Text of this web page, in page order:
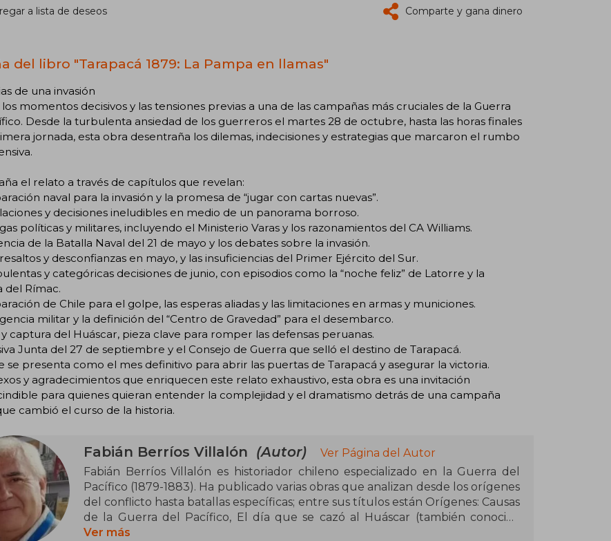
a lista de deseos Comparte y gana dinero
del libro "Tarapacá 1879: La Pampa en llamas"
de una invasión
momentos decisivos y las tensiones previas a una de las campañas más cruciales de la Guerra
Desde la turbulenta ansiedad de los guerreros el martes 28 de octubre, hasta las horas finales
jornada, esta obra desentraña los dilemas, indecisiones y estrategias que marcaron el rumbo
el relato a través de capítulos que revelan:
naval para la invasión y la promesa de “jugar con cartas nuevas”.
y decisiones ineludibles en medio de un panorama borroso.
políticas y militares, incluyendo el Ministerio Varas y los razonamientos del CA Williams.
de la Batalla Naval del 21 de mayo y los debates sobre la invasión.
y desconfianzas en mayo, y las insuficiencias del Primer Ejército del Sur.
y categóricas decisiones de junio, con episodios como la “noche feliz” de Latorre y la
del Rímac.
de Chile para el golpe, las esperas aliadas y las limitaciones en armas y municiones.
militar y la definición del “Centro de Gravedad” para el desembarco.
y captura del Huáscar, pieza clave para romper las defensas peruanas.
Junta del 27 de septiembre y el Consejo de Guerra que selló el destino de Tarapacá.
se presenta como el mes definitivo para abrir las puertas de Tarapacá y asegurar la victoria.
y agradecimientos que enriquecen este relato exhaustivo, esta obra es una invitación
para quienes quieran entender la complejidad y el dramatismo detrás de una campaña
cambió el curso de la historia.
Fabián Berríos Villalón (Autor)
Ver Página del Autor
Fabián Berríos Villalón es historiador chileno especializado en la Guerra del
Pacífico (1879-1883). Ha publicado varias obras que analizan desde los orígenes
del conflicto hasta batallas específicas; entre sus títulos están Orígenes: Causas
de la Guerra del Pacífico, El día que se cazó al Huáscar (también conocida
como Angamos: El día en que se cazó al Huáscar), La Guerra del Pacífico en
Ver más